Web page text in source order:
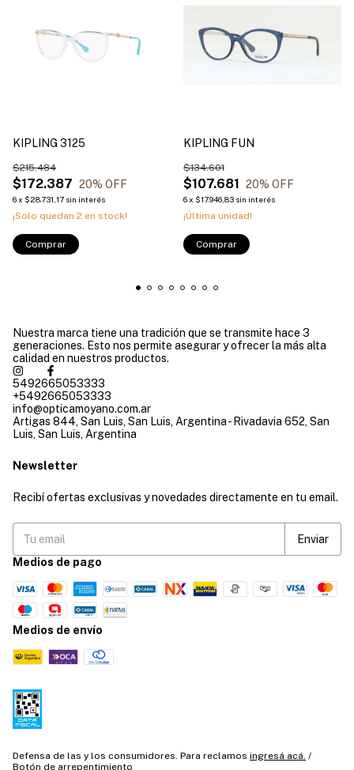
KIPLING 3125
$172.387
$215.484
20% OFF
6x $28.731,17 sin interés
¡Solo quedan 2 en stock!
Comprar
KIPLING FUN
$107.681
$134.601
20% OFF
6x $17.946,83 sin interés
¡Última unidad!
Comprar
Nuestra marca tiene una tradición que se transmite hace 3
generaciones. Esto nos permite asegurar y ofrecer la más alta
calidad en nuestros productos.
5492665053333
+5492665053333
info@opticamoyano.com.ar
Artigas 844, San Luis, San Luis, Argentina - Rivadavia 652, San
Luis, San Luis, Argentina
Newsletter
Recibí ofertas exclusivas y novedades directamente en tu email.
Medios de pago
Medios de envío
Defensa de las y los consumidores. Para reclamos ingresá acá. /
Botón de arrepentimiento